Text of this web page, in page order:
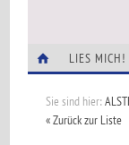
LIES MICH!
Sie sind hier:
« Zurück zur Liste